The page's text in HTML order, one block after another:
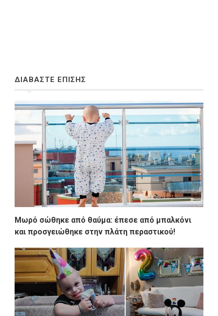
ΔΙΑΒΑΣΤΕ ΕΠΙΣΗΣ
Μωρό σώθηκε από θαύμα: έπεσε από μπαλκόνι
και προσγειώθηκε στην πλάτη περαστικού!